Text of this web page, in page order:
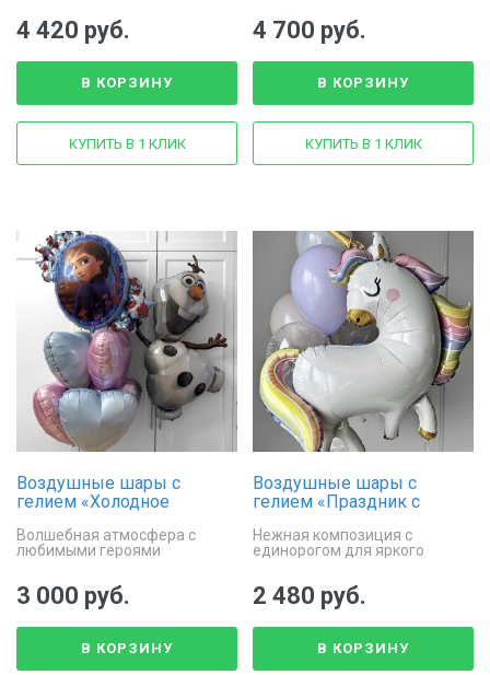
4 420 руб.
В КОРЗИНУ
КУПИТЬ В 1 КЛИК
4 700 руб.
В КОРЗИНУ
КУПИТЬ В 1 КЛИК
Воздушные шары с
гелием «Холодное
Волшебная атмосфера с
любимыми героями
3 000 руб.
В КОРЗИНУ
Воздушные шары с
гелием «Праздник с
Нежная композиция с
единорогом для яркого
2 480 руб.
В КОРЗИНУ